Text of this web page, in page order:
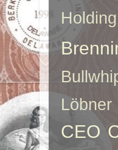
Löbner
CEO